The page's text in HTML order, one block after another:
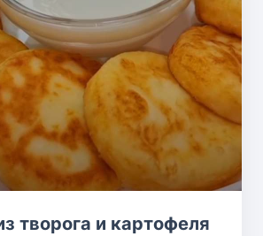
творога и картофеля